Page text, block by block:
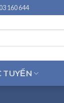
160 644
TUYẾN